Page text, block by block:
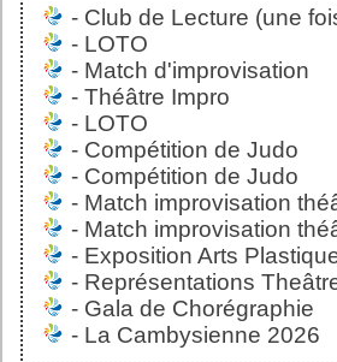
- Club de Lecture (une
- LOTO
- Match d'improvisation
- Théâtre Impro
- LOTO
- Compétition de Judo
- Compétition de Judo
- Match improvisation
- Match improvisation
- Exposition Arts
- Représentations
- Gala de Chorégraphie
- La Cambysienne 2026